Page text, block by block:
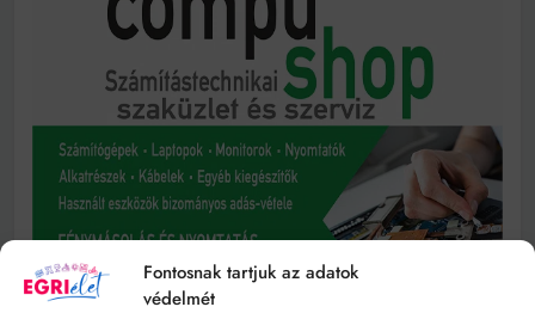
Fontosnak tartjuk az adatok
védelmét